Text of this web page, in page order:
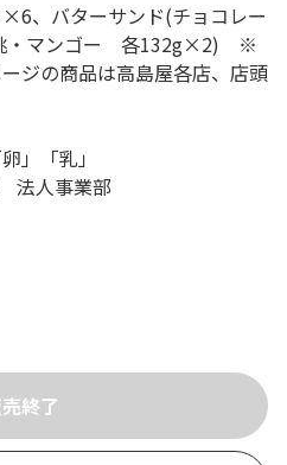
、バターサンド(チョコレー
・マンゴー 各132g×2) ※
ジの商品は高島屋各店、店頭
」「乳」
法人事業部